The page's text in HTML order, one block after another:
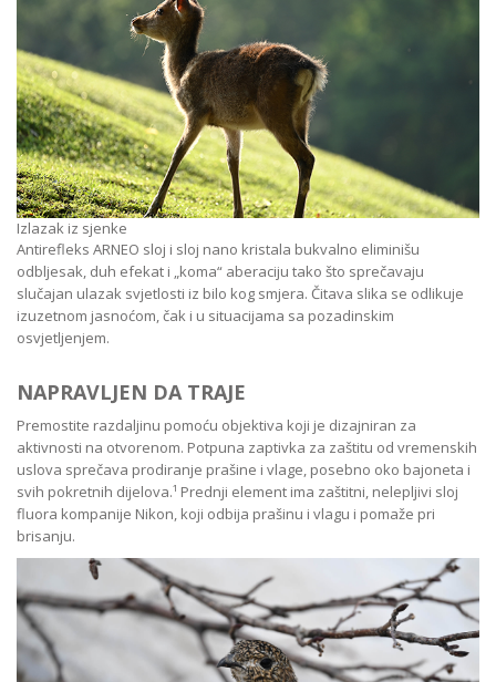
Izlazak iz sjenke
Antirefleks ARNEO sloj i sloj nano kristala bukvalno eliminišu
odbljesak, duh efekat i „koma“ aberaciju tako što sprečavaju
slučajan ulazak svjetlosti iz bilo kog smjera. Čitava slika se odlikuje
izuzetnom jasnoćom, čak i u situacijama sa pozadinskim
osvjetljenjem.
NAPRAVLJEN DA TRAJE
Premostite razdaljinu pomoću objektiva koji je dizajniran za
aktivnosti na otvorenom. Potpuna zaptivka za zaštitu od vremenskih
uslova sprečava prodiranje prašine i vlage, posebno oko bajoneta i
svih pokretnih dijelova.¹ Prednji element ima zaštitni, nelepljivi sloj
fluora kompanije Nikon, koji odbija prašinu i vlagu i pomaže pri
brisanju.